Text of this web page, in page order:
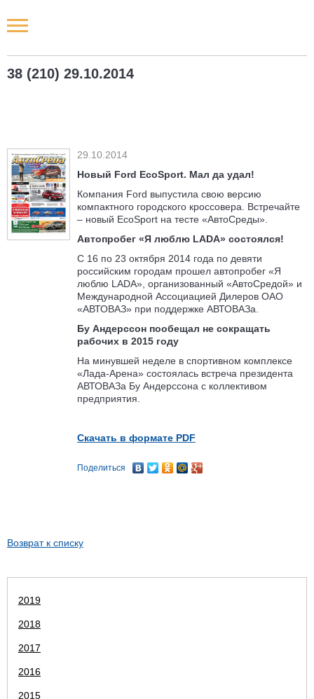
38 (210) 29.10.2014
29.10.2014
Новый Ford EcoSport. Мал да удал!
Компания Ford выпустила свою версию
компактного городского кроссовера. Встречайте
– новый EcoSport на тесте «АвтоСреды».
Автопробег «Я люблю LADA» состоялся!
С 16 по 23 октября 2014 года по девяти
российским городам прошел автопробег «Я
люблю LADA», организованный «АвтоСредой» и
Международной Ассоциацией Дилеров ОАО
«АВТОВАЗ» при поддержке АВТОВАЗа.
Бу Андерссон пообещал не сокращать
рабочих в 2015 году
На минувшей неделе в спортивном комплексе
«Лада-Арена» состоялась встреча президента
АВТОВАЗа Бу Андерссона с коллективом
предприятия.
Скачать в формате PDF
Поделиться
Возврат к списку
2019
2018
2017
2016
2015
Новости РФ
Наши мероприятия
Статьи